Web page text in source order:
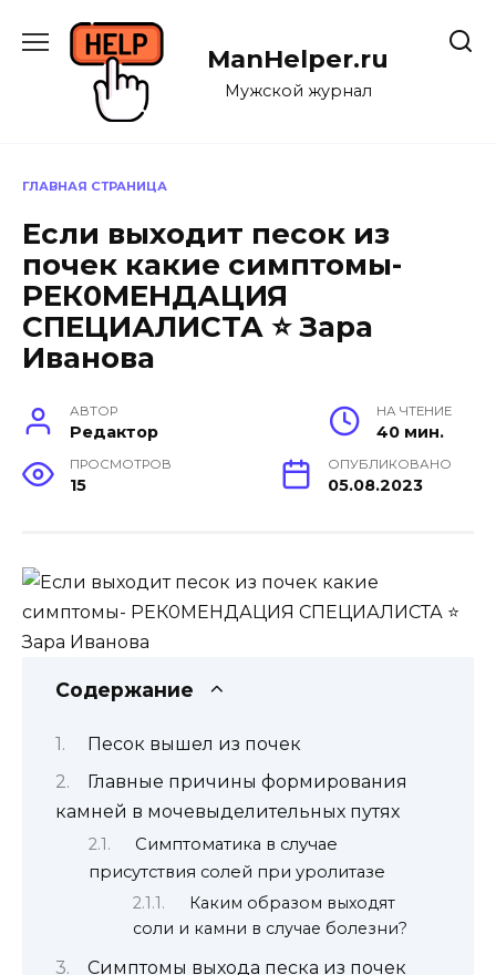
содержанию
ManHelper.ru
Мужской журнал
ГЛАВНАЯ СТРАНИЦА
Если выходит песок из
почек какие симптомы-
РЕК0МЕНДАЦИЯ
СПЕЦИАЛИСТА ⭐ Зара
Иванова
АВТОР
Редактор
НА ЧТЕНИЕ
40 мин.
ПРОСМОТРОВ
15
ОПУБЛИКОВАНО
05.08.2023
Содержание
Песок вышел из почек
Главные причины формирования
камней в мочевыделительных путях
Симптоматика в случае
присутствия солей при уролитазе
Каким образом выходят
соли и камни в случае болезни?
Симптомы выхода песка из почек